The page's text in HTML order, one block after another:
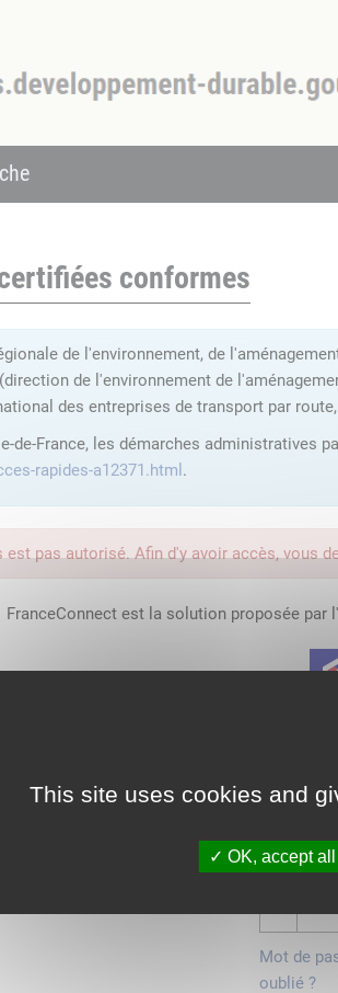
This site uses cookies and
OK, accept all
conformes
de l'environnement, de
de l'environnement de
des entreprises de transport par
de-France, les démarches administratives
rapides-a12371.html .
est pas autorisé. Afin d'y avoir accès, vous
FranceConnect est la solution proposée
Mot de
oublié ?